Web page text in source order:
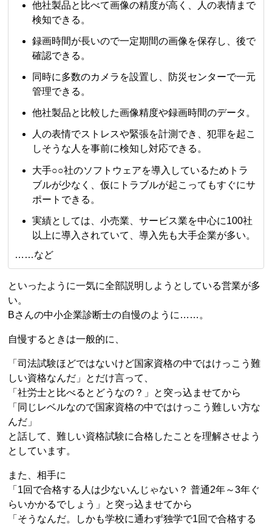
他社製品と比べて画像の精度が高く、人の表情まで
検知できる。
録画時間が長いので一定期間の画像を保存し、後で
確認できる。
同時に多数のカメラを設置し、防災センターで一元
管理できる。
他社製品と比較した画像精度や録画時間のデータ。
人の表情でストレスや緊張を計測でき、犯罪を起こ
しそうな人を事前に検知し対応できる。
大手○○社のソフトウェアを導入しているためトラ
ブルが少なく、仮にトラブルが起こってもすぐにサ
ポートできる。
実績としては、小売業、サービス業を中心に100社
以上に導入されていて、導入先も大手企業が多い。
……など
といったように一気に全部説明しようとしている営業が多
い。
Bさんの中小企業診断士の自慢のように……。
自慢するときは一般的に、
「司法試験ほどではないけど国家資格の中ではけっこう難
しい資格なんだ」とだけ言って、
「社労士と比べるとどうなの？」と突っ込ませてから
「同じレベルなので国家資格の中ではけっこう難しい方な
んだ」
と話して、難しい資格試験に合格したことを理解させよう
としています。
また、相手に
「1回で合格する人は少ないんじゃない？ 普通2年～3年ぐ
らいかかるでしょう」と突っ込ませてから
「そうなんだ。しかも学校に通わず独学で1回で合格する